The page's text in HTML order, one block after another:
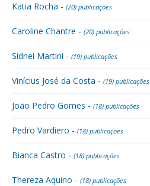
Katia Rocha - (20) publicações
Caroline Chantre - (20) publicações
Sidnei Martini - (19) publicações
Vinícius José da Costa - (19) publicações
João Pedro Gomes - (18) publicações
Pedro Vardiero - (18) publicações
Bianca Castro - (18) publicações
Thereza Aquino - (18) publicações